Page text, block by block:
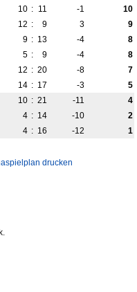
10 : 11 -1
10
12 : 9 3
9
9 : 13 -4
8
5 : 9 -4
8
12 : 20 -8
7
14 : 17 -3
5
10 : 21 -11
4
4 : 14 -10
2
4 : 16 -12 1
drucken